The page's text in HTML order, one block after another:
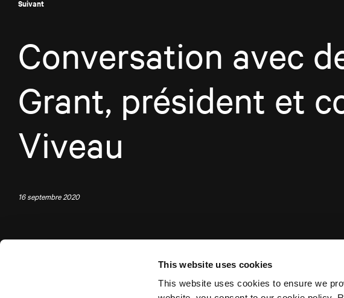
This website uses cookies
This website uses cookies to ensure we
Suivant
Conversation avec
Grant, président et
Viveau
16 septembre 2020